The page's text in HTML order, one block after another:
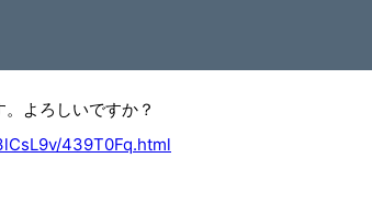
よろしいですか？
439T0Fq.html